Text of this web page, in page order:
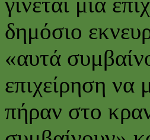
δημόσιο
«αυτά
επιχείρηση να
πήραν στο